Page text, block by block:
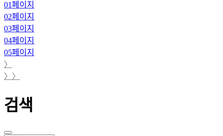
01페이지
02페이지
03페이지
04페이지
05페이지
〉
〉〉
검색